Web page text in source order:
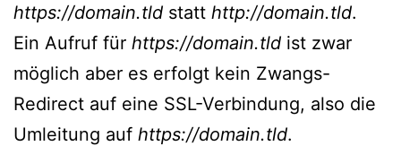
https://domain.tld statt http://domain.tld.
Ein Aufruf für https://domain.tld ist zwar
möglich aber es erfolgt kein Zwangs-
Redirect auf eine SSL-Verbindung, also die
Umleitung auf https://domain.tld.